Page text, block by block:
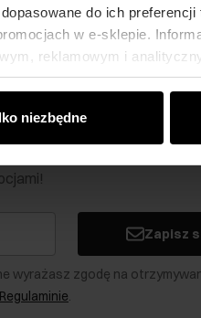
do ich
w e-sklepie.
reklamowym i
podczas
niezbędne
Zapisz
wyrażasz zgodę na
Regulaminie.